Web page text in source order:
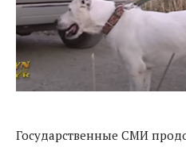
Государственные СМИ